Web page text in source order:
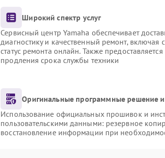
Широкий спектр услуг
Сервисный центр Yamaha обеспечивает
диагностику и качественный ремонт, включая
статус ремонта онлайн. Также
продления срока службы техники
Оригинальные программные решение
Использование официальных прошивок и
пользовательскими данными: резервное
восстановление информации при